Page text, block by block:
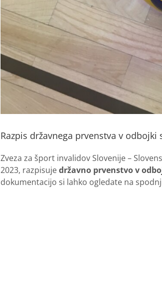
Razpis državnega prvenstva v odbojki
Zveza za šport invalidov Slovenije –
2023, razpisujedržavno prvenstvo v
dokumentacijo si lahko ogledate na